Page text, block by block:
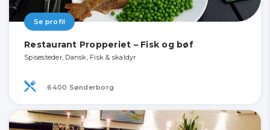
Se profil
Restaurant Propperiet – Fisk og bøf
Spisesteder, Dansk, Fisk & skaldyr
6400 Sønderborg